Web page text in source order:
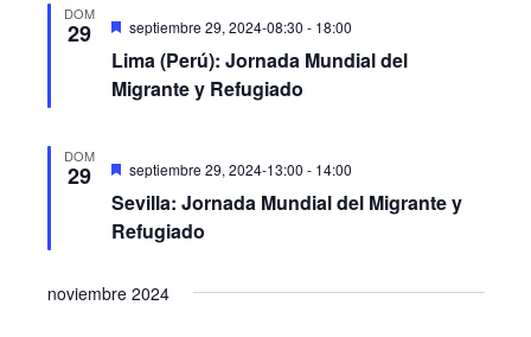
DOM
29
Lima (Perú): Jornada Mundial del
Migrante y Refugiado
Destacado
septiembre 29, 2024-08:30 - 18:00
DOM
29
Sevilla: Jornada Mundial del Migrante y
Refugiado
Destacado
septiembre 29, 2024-13:00 - 14:00
noviembre 2024